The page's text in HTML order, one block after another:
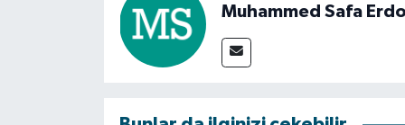
Muhammed Safa